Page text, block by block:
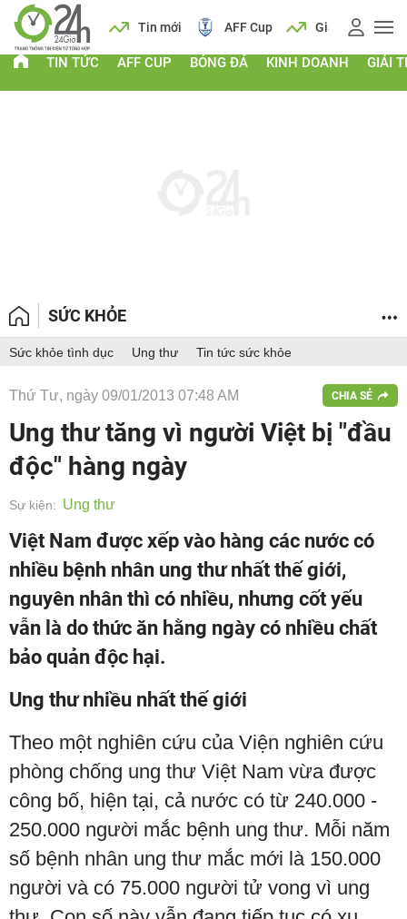
Lịch Tin mới AFF Cup Giá vàng
TIN TỨC AFF CUP BÓNG ĐÁ KINH DOANH GIẢI
SỨC KHỎE
Sức khỏe tình dục Ung thư Tin tức sức khỏe
Thứ Tư, ngày 09/01/2013 07:48 AM CHIA SẺ
Ung thư tăng vì người Việt bị "đầu
độc" hàng ngày
Sự kiện: Ung thư
Việt Nam được xếp vào hàng các nước có
nhiều bệnh nhân ung thư nhất thế giới,
nguyên nhân thì có nhiều, nhưng cốt yếu
vẫn là do thức ăn hằng ngày có nhiều chất
bảo quản độc hại.
Ung thư nhiều nhất thế giới
Theo một nghiên cứu của Viện nghiên cứu
phòng chống ung thư Việt Nam vừa được
công bố, hiện tại, cả nước có từ 240.000 -
250.000 người mắc bệnh ung thư. Mỗi năm
số bệnh nhân ung thư mắc mới là 150.000
người và có 75.000 người tử vong vì ung